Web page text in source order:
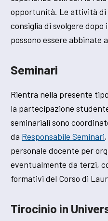
opportunità. Le attività di
consiglia di svolgere dopo
possono essere abbinate
Seminari
Rientra nella presente
la partecipazione
seminariali sono
da Responsabile Seminari
personale docente per
eventualmente da terzi,
formativi del Corso di
Tirocinio in